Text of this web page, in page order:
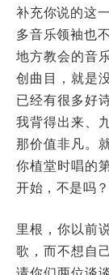
补充你说的这
多音乐领袖也
地方教会的音
创曲目，就是
已经有很多好
我背得出来、
那价值非凡。
你植堂时唱的
开始，不是吗？
里根，你以前
歌，而不想自